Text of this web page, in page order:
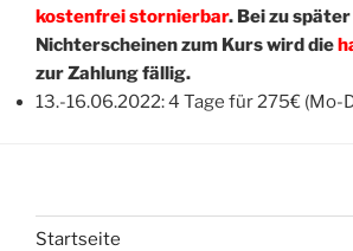
kostenfrei stornierbar. Bei zu
Nichterscheinen zum Kurs wird die
zur Zahlung fällig.
13.-16.06.2022: 4 Tage für 275€ (Mo-
Startseite